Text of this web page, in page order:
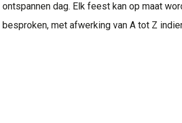
ontspannen dag. Elk feest kan op maat
besproken, met afwerking van A tot Z